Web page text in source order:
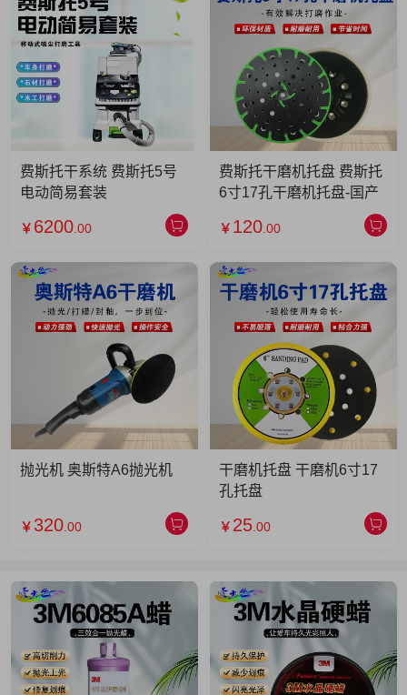
费斯托干系统 费斯托5号
电动简易套装
￥ 6200 .00
费斯托干磨机托盘 费斯托
6寸17孔干磨机托盘-国产
￥ 120 .00
抛光机 奥斯特A6抛光机
￥ 320 .00
干磨机托盘 干磨机6寸17
孔托盘
￥ 25 .00